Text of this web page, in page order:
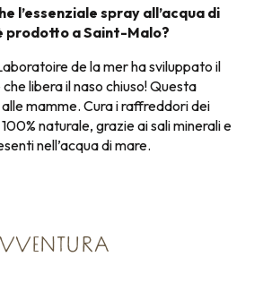
l’essenziale spray all’acqua di
prodotto a Saint-Malo?
de la mer ha sviluppato il
libera il naso chiuso! Questa
mamme. Cura i raffreddori dei
naturale, grazie ai sali minerali e
nell’acqua di mare.